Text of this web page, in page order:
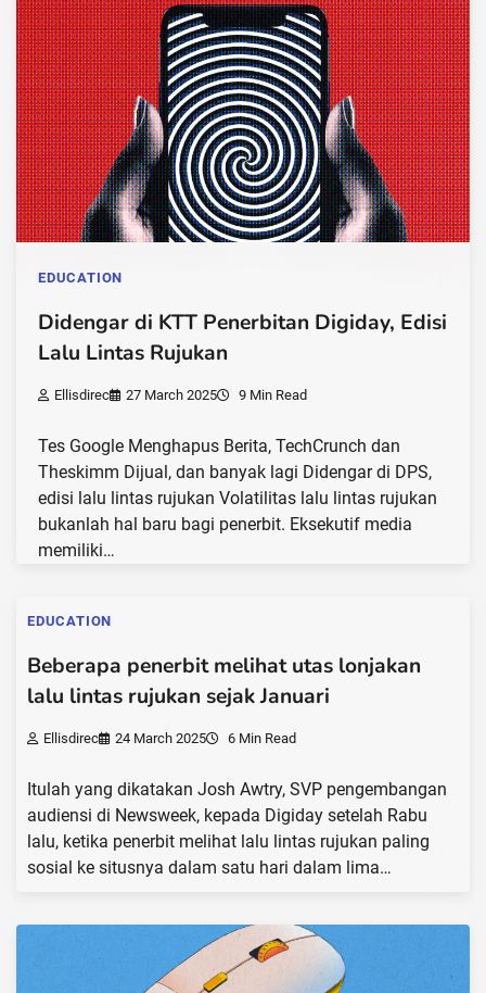
EDUCATION
Didengar di KTT Penerbitan Digiday, Edisi
Lalu Lintas Rujukan
Ellisdirec 27 March 2025 9 Min Read
Tes Google Menghapus Berita, TechCrunch dan
Theskimm Dijual, dan banyak lagi Didengar di DPS,
edisi lalu lintas rujukan Volatilitas lalu lintas rujukan
bukanlah hal baru bagi penerbit. Eksekutif media
memiliki…
EDUCATION
Beberapa penerbit melihat utas lonjakan
lalu lintas rujukan sejak Januari
Ellisdirec 24 March 2025 6 Min Read
Itulah yang dikatakan Josh Awtry, SVP pengembangan
audiensi di Newsweek, kepada Digiday setelah Rabu
lalu, ketika penerbit melihat lalu lintas rujukan paling
sosial ke situsnya dalam satu hari dalam lima…